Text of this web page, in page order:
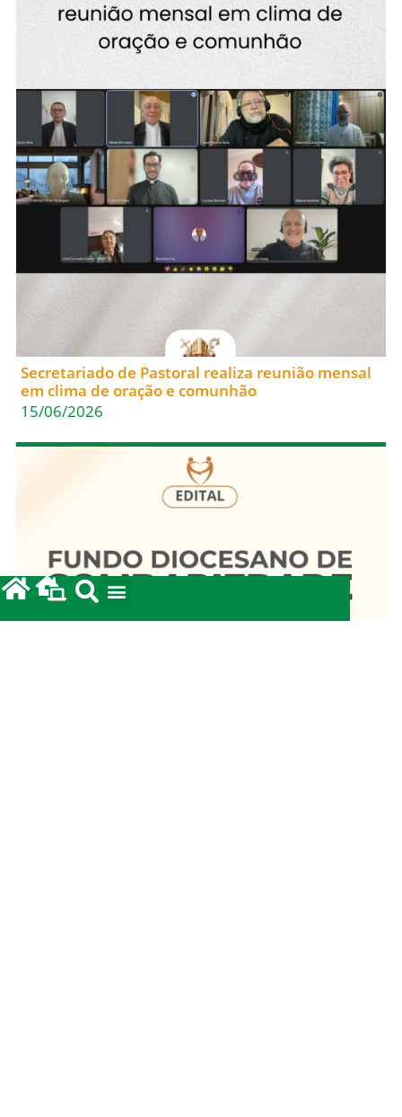
Secretariado de Pastoral realiza reunião mensal
em clima de oração e comunhão
15/06/2026